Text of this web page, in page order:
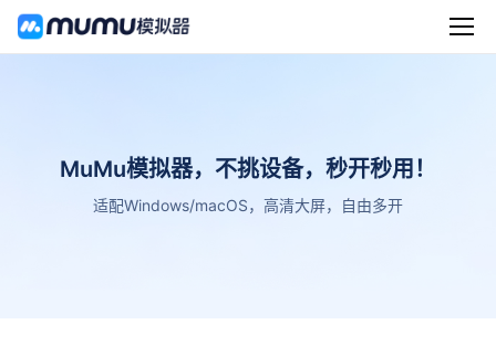
MuMu模拟器，不挑设备，秒开秒用！
适配Windows/macOS，高清大屏，自由多开